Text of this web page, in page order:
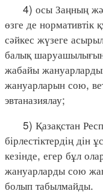
4) осы Заңның
өзге де нормативтік
сәйкес жүзеге
балық
жабайы
жануарларын сою,
эвтаназиялау;
5) Қазақстан
бірлестіктердің
кезінде, егер бұл
жануарларды сою
болып табылмайды.